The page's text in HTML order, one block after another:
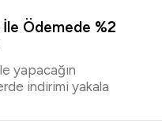
Ödemede %2
yapacağın
indirimi yakala